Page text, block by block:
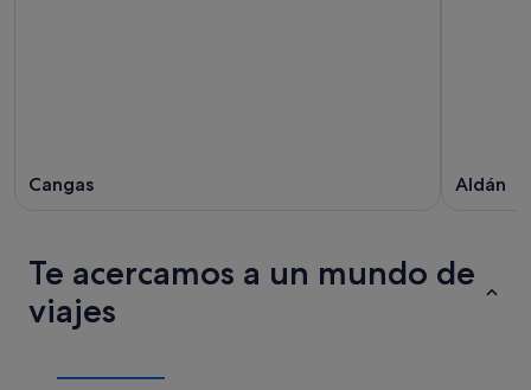
Cangas Aldán
Te acercamos a un mundo de
viajes